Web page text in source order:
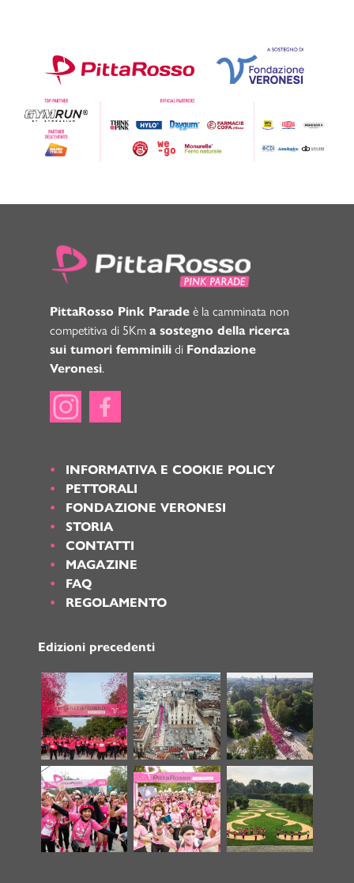
PittaRosso Pink Parade è la camminata non
competitiva di 5Km a sostegno della ricerca
sui tumori femminili di Fondazione
Veronesi.
INFORMATIVA E COOKIE POLICY
PETTORALI
FONDAZIONE VERONESI
STORIA
CONTATTI
MAGAZINE
FAQ
REGOLAMENTO
Edizioni precedenti